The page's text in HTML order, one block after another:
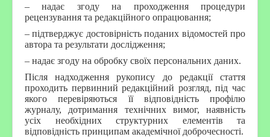
– надає згоду на проходження процедури
рецензування та редакційного опрацювання;
– підтверджує достовірність поданих відомостей про
автора та результати дослідження;
– надає згоду на обробку своїх персональних даних.
Після надходження рукопису до редакції стаття
проходить первинний редакційний розгляд, під час
якого перевіряються її відповідність профілю
журналу, дотримання технічних вимог, наявність
усіх необхідних структурних елементів та
відповідність принципам академічної доброчесності.